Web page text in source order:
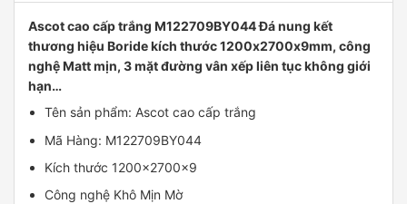
Ascot cao cấp trắng M122709BY044 Đá nung kết
thương hiệu Boride kích thước 1200x2700x9mm, công
nghệ Matt mịn, 3 mặt đường vân xếp liên tục không giới
hạn…
Tên sản phẩm: Ascot cao cấp trắng
Mã Hàng: M122709BY044
Kích thước 1200x2700x9
Công nghệ Khô Mịn Mờ